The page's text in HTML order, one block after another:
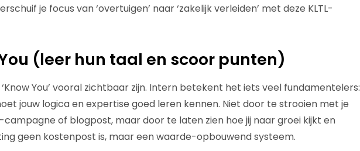
je focus van ‘overtuigen’ naar ‘zakelijk verleiden’ met deze KLTL-
(leer hun taal en scoor punten)
You’ vooral zichtbaar zijn. Intern betekent het iets veel fundamentelers:
jouw logica en expertise goed leren kennen. Niet door te strooien met je
campagne of blogpost, maar door te laten zien hoe jij naar groei kijkt en
geen kostenpost is, maar een waarde-opbouwend systeem.